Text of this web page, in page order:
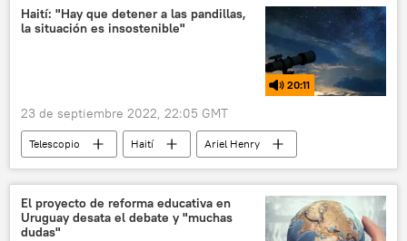
Sergio Massa
Fondo Monetario Internacional (FMI)
💬 Opinión y Análisis
💶 Divisas
Haití: "Hay que detener a las pandillas,
la situación es insostenible"
20:11
23 de septiembre 2022, 22:05 GMT
Telescopio Haití
Ariel Henry
Jovenel Moise
disturbios
protestas
política
El proyecto de reforma educativa en
Uruguay desata el debate y "muchas
dudas"